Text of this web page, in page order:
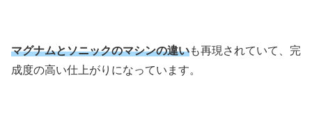
マグナムとソニックのマシンの違いも再現されていて、完
成度の高い仕上がりになっています。